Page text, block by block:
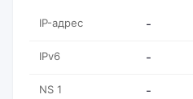
IP-адрес -
IPv6 -
NS 1 -